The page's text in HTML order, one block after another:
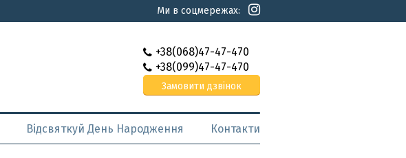
Ми в соцмережах:
+38(068)47-47-470
+38(099)47-47-470
Замовити дзвінок
Відсвяткуй День Народження Контакти